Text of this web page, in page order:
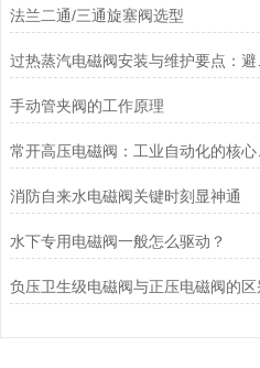
法兰二通/三通旋塞阀选型
手动管夹阀的工作原理
常开高压电磁
消防自来水电磁阀关键时刻显神通
水下专用电磁阀一般怎么驱动？
负压卫生级电磁阀与正压电磁阀的区